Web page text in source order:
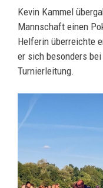
Kevin Kammel
Mannschaft einen
Helferin überreichte
er sich besonders
Turnierleitung.